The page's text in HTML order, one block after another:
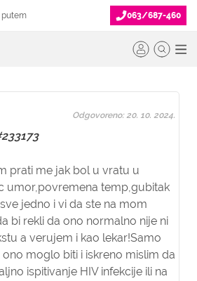
putem 063/687-460
prati me jak bol u vratu u
umor,povremena temp,gubitak
jedno i vi da ste na mom
bi rekli da ono normalno nije ni
a verujem i kao lekar!Samo
ono moglo biti i iskreno mislim da
ispitivanje HIV infekcije ili na
Odgovoreno: 20. 10. 2024.